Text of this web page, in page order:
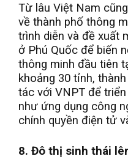
Từ lâu Việt Nam
về thành phố thông
trình diễn và đề xuất
ở Phú Quốc để biến
thông minh đầu tiên
khoảng 30 tỉnh,
tác với VNPT để
như ứng dụng công
chính quyền điện tử
8. Đô thị sinh thái